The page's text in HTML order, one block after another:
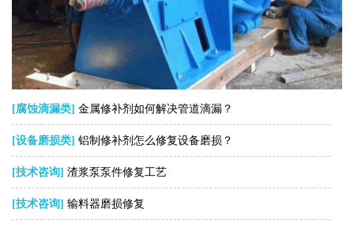
[腐蚀滴漏类] 金属修补剂如何解决管道滴漏？
[设备磨损类] 铝制修补剂怎么修复设备磨损？
[技术咨询] 渣浆泵泵件修复工艺
[技术咨询] 输料器磨损修复